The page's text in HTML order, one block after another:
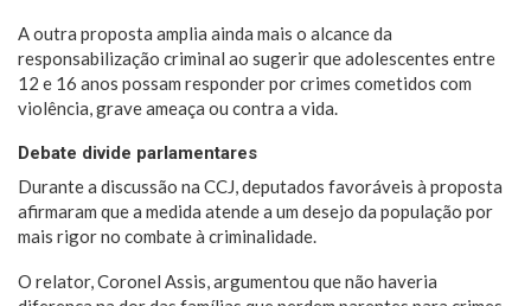
A outra proposta amplia ainda mais o alcance da
responsabilização criminal ao sugerir que adolescentes entre
12 e 16 anos possam responder por crimes cometidos com
violência, grave ameaça ou contra a vida.
Debate divide parlamentares
Durante a discussão na CCJ, deputados favoráveis à proposta
afirmaram que a medida atende a um desejo da população por
mais rigor no combate à criminalidade.
O relator, Coronel Assis, argumentou que não haveria